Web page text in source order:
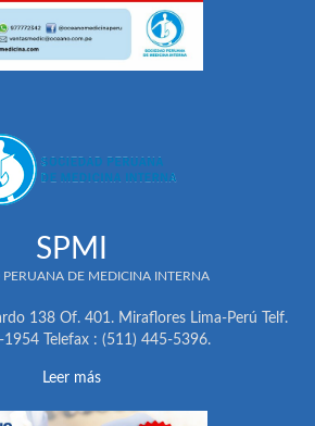
SPMI
DE MEDICINA INTERNA
138 Of. 401. Miraflores Lima-Perú Telf.
Telefax : (511) 445-5396.
Leer más